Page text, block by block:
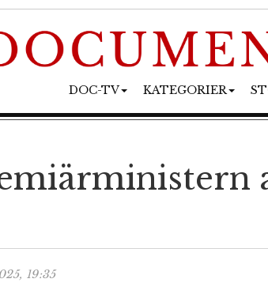
DOC-TV KATEGORIER
19:35